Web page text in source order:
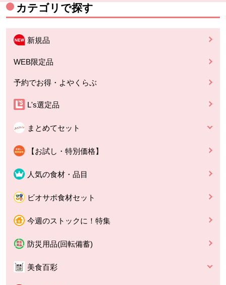
カテゴリで探す
新規品
WEB限定品
予約でお得・よやくらぶ
L's選定品
まとめてセット
【お試し・特別価格】
人気の食材・品目
ビオサポ食材セット
今週のストックに！特集
防災用品(回転備蓄)
美食百彩